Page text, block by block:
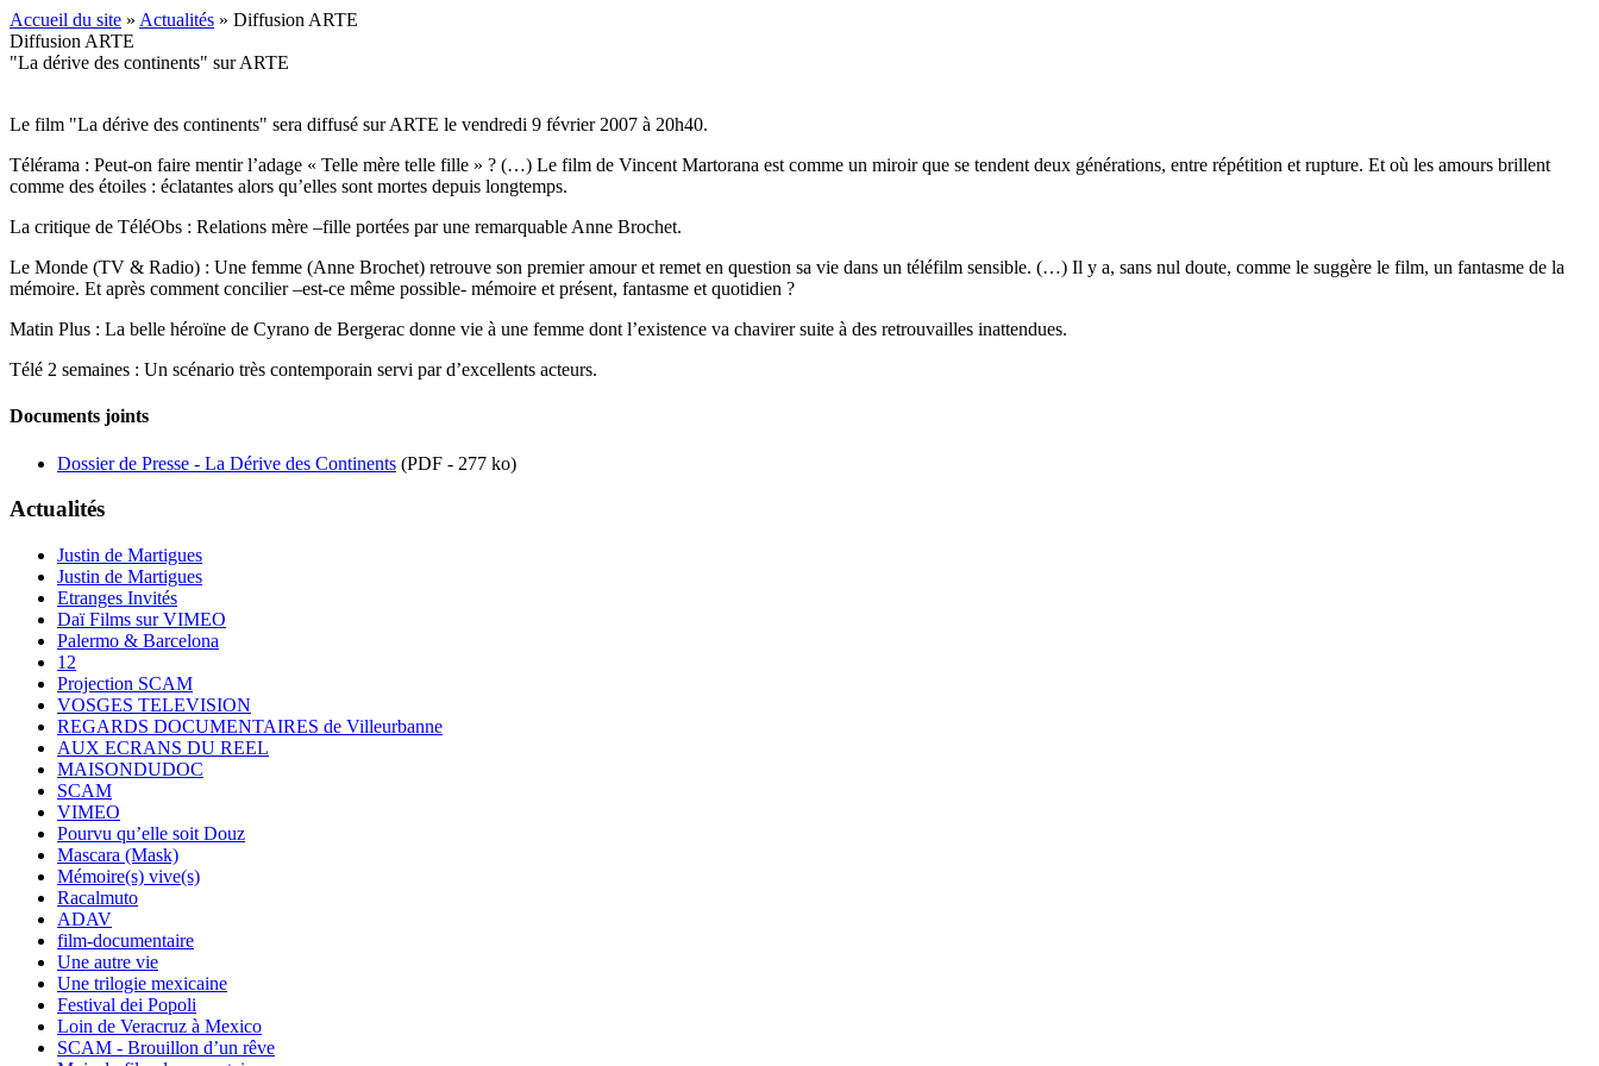
Accueil du site » Actualités » Diffusion ARTE
Diffusion ARTE
"La dérive des continents" sur ARTE
Le film "La dérive des continents" sera diffusé sur ARTE le vendredi 9 février 2007 à 20h40.
Télérama : Peut-on faire mentir l’adage « Telle mère telle fille » ? (…) Le film de Vincent Martorana est comme un miroir que se tendent deux générations, entre répétition et rupture. Et où les amours brillent
comme des étoiles : éclatantes alors qu’elles sont mortes depuis longtemps.
La critique de TéléObs : Relations mère –fille portées par une remarquable Anne Brochet.
Le Monde (TV & Radio) : Une femme (Anne Brochet) retrouve son premier amour et remet en question sa vie dans un téléfilm sensible. (…) Il y a, sans nul doute, comme le suggère le film, un fantasme de la
mémoire. Et après comment concilier –est-ce même possible- mémoire et présent, fantasme et quotidien ?
Matin Plus : La belle héroïne de Cyrano de Bergerac donne vie à une femme dont l’existence va chavirer suite à des retrouvailles inattendues.
Télé 2 semaines : Un scénario très contemporain servi par d’excellents acteurs.
Documents joints
Dossier de Presse - La Dérive des Continents (PDF - 277 ko)
Actualités
Justin de Martigues
Justin de Martigues
Etranges Invités
Daï Films sur VIMEO
Palermo & Barcelona
12
Projection SCAM
VOSGES TELEVISION
REGARDS DOCUMENTAIRES de Villeurbanne
AUX ECRANS DU REEL
MAISONDUDOC
SCAM
VIMEO
Pourvu qu’elle soit Douz
Mascara (Mask)
Mémoire(s) vive(s)
Racalmuto
ADAV
film-documentaire
Une autre vie
Une trilogie mexicaine
Festival dei Popoli
Loin de Veracruz à Mexico
SCAM - Brouillon d’un rêve